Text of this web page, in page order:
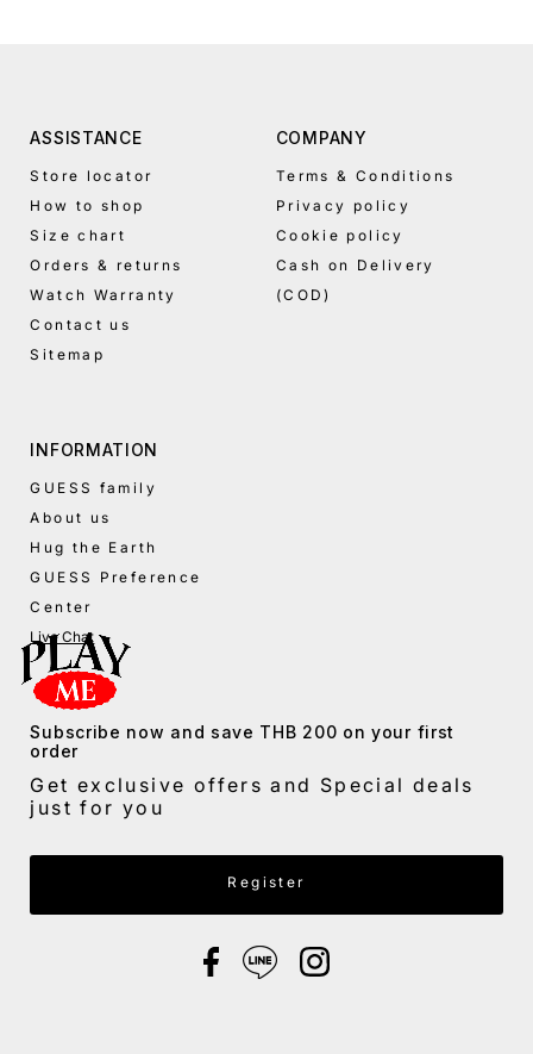
ASSISTANCE
Store locator
How to shop
Size chart
Orders & returns
Watch Warranty
Contact us
Sitemap
COMPANY
Terms & Conditions
Privacy policy
Cookie policy
Cash on Delivery
(COD)
INFORMATION
GUESS family
About us
Hug the Earth
GUESS Preference
Center
Live Chat
Subscribe now and save THB 200 on your first
order
Get exclusive offers and Special deals
just for you
Register